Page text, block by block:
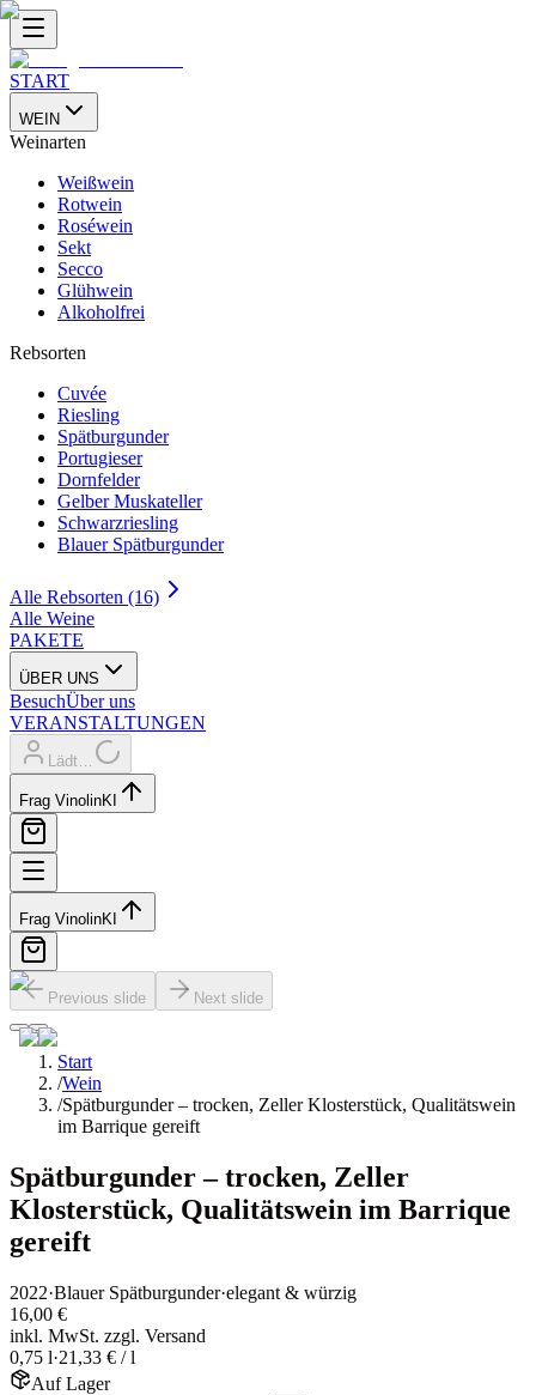
START
WEIN
Weinarten
Weißwein
Rotwein
Roséwein
Sekt
Secco
Glühwein
Alkoholfrei
Rebsorten
Cuvée
Riesling
Spätburgunder
Portugieser
Dornfelder
Gelber Muskateller
Schwarzriesling
Blauer Spätburgunder
Alle Rebsorten (16)
Alle Weine
PAKETE
ÜBER UNS
BesuchÜber uns
VERANSTALTUNGEN
Lädt…
Frag VinolinKI
Frag VinolinKI
Previous slide Next slide
Start
/Wein
/Spätburgunder – trocken, Zeller Klosterstück, Qualitätswein
im Barrique gereift
Spätburgunder – trocken, Zeller
Klosterstück, Qualitätswein im Barrique
gereift
2022·Blauer Spätburgunder·elegant & würzig
16,00 €
inkl. MwSt. zzgl. Versand
0,75 l·21,33 € / l
Auf Lager